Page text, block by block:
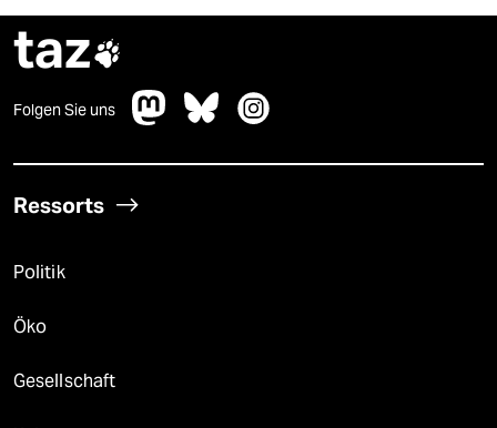
taz
Folgen Sie uns
Ressorts
Politik
Öko
Gesellschaft